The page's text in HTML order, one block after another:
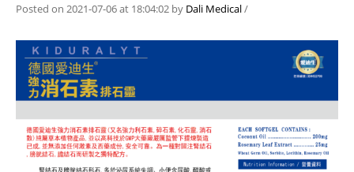
Posted on 2021-07-06 at 18:04:02 by Dali Medical/